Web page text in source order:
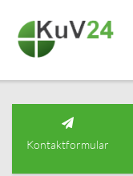
Kontaktformular